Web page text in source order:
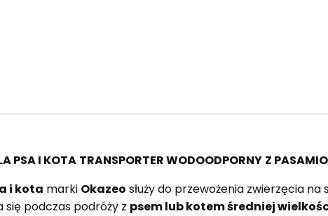
PSA I KOTA TRANSPORTER WODOODPORNY Z PASAMI
i kota marki Okazeo służy do przewożenia zwierzęcia
się podczas podróży z psem lub kotem średniej